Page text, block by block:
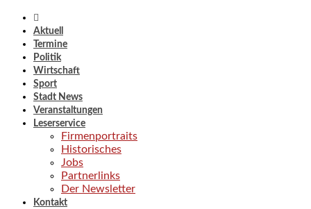
Aktuell
Termine
Politik
Wirtschaft
Sport
Stadt News
Veranstaltungen
Leserservice
Firmenportraits
Historisches
Jobs
Partnerlinks
Der Newsletter
Kontakt